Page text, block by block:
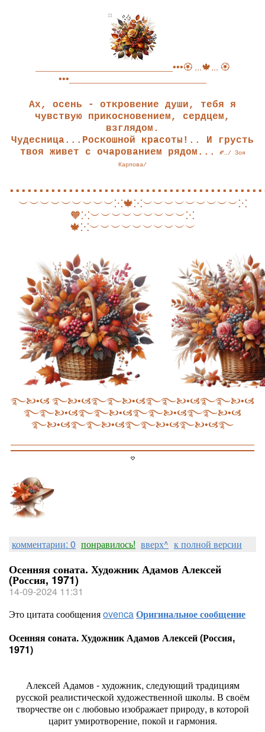
_____________________________•••🏵 ...🍁... 🏵
•••_____________________________
Ах, осень - откровение души, тебя я
чувствую прикосновением, сердцем,
взглядом.
Чудесница...Роскошной красоты!.. И грусть
твоя живет с очарованием рядом...
🍂…/ Зоя
Карпова/
︶︶︶︶︶︶︶︶︶⁙🍁⁙︶︶︶︶︶︶︶︶︶⁙
🧡⁙︶︶︶︶︶︶︶︶︶⁙
🍁⁙︶︶︶︶︶︶︶︶︶︶
࿐🙤•🙦 ࿐🙤•🙦࿐࿐🙤•🙦࿐࿐🙤•🙦࿐࿐🙤•🙦
࿐࿐🙤•🙦࿐࿐🙤•🙦࿐࿐🙤•🙦࿐࿐🙤•🙦
࿐🙤•🙦࿐࿐🙤•🙦࿐࿐🙤•🙦࿐🙤•🙦࿐
комментарии: 0 понравилось! вверх^ к полной версии
Осенняя соната. Художник Адамов Алексей
(Россия, 1971)
14-09-2024 11:31
Это цитата сообщенияovencaОригинальное сообщение
Осенняя соната. Художник Адамов Алексей (Россия,
1971)
Алексей Адамов - художник, следующий традициям
русской реалистической художественной школы. В своём
творчестве он с любовью изображает природу, в которой
царит умиротворение, покой и гармония.